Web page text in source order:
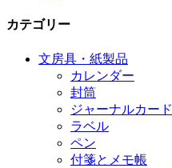
カテゴリー
文房具・紙製品
カレンダー
封筒
ジャーナルカード
ラベル
ペン
付箋とメモ帳